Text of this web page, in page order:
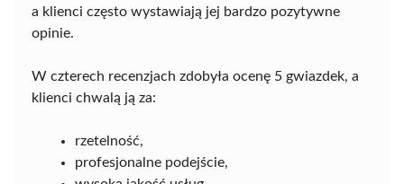
a klienci często wystawiają jej bardzo pozytywne
opinie.
W czterech recenzjach zdobyła ocenę 5 gwiazdek, a
klienci chwalą ją za:
rzetelność,
profesjonalne podejście,